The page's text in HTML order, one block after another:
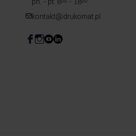
kontakt@drukomat.pl